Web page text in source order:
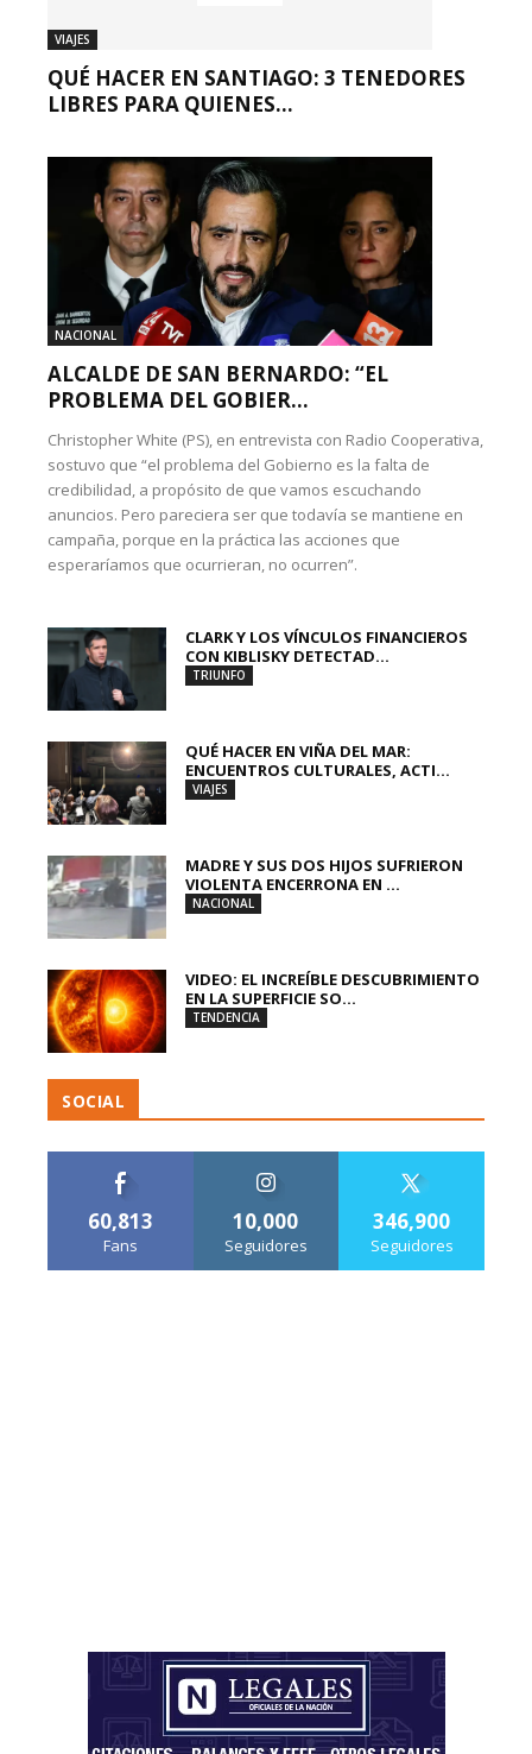
VIAJES
QUÉ HACER EN SANTIAGO: 3 TENEDORES
LIBRES PARA QUIENES...
NACIONAL
ALCALDE DE SAN BERNARDO: “EL
PROBLEMA DEL GOBIER...
Christopher White (PS), en entrevista con Radio Cooperativa,
sostuvo que “el problema del Gobierno es la falta de
credibilidad, a propósito de que vamos escuchando
anuncios. Pero pareciera ser que todavía se mantiene en
campaña, porque en la práctica las acciones que
esperaríamos que ocurrieran, no ocurren”.
CLARK Y LOS VÍNCULOS FINANCIEROS
CON KIBLISKY DETECTAD...
TRIUNFO
QUÉ HACER EN VIÑA DEL MAR:
ENCUENTROS CULTURALES, ACTI...
VIAJES
MADRE Y SUS DOS HIJOS SUFRIERON
VIOLENTA ENCERRONA EN ...
NACIONAL
VIDEO: EL INCREÍBLE DESCUBRIMIENTO
EN LA SUPERFICIE SO...
TENDENCIA
SOCIAL
60,813
Fans
10,000
Seguidores
346,900
Seguidores